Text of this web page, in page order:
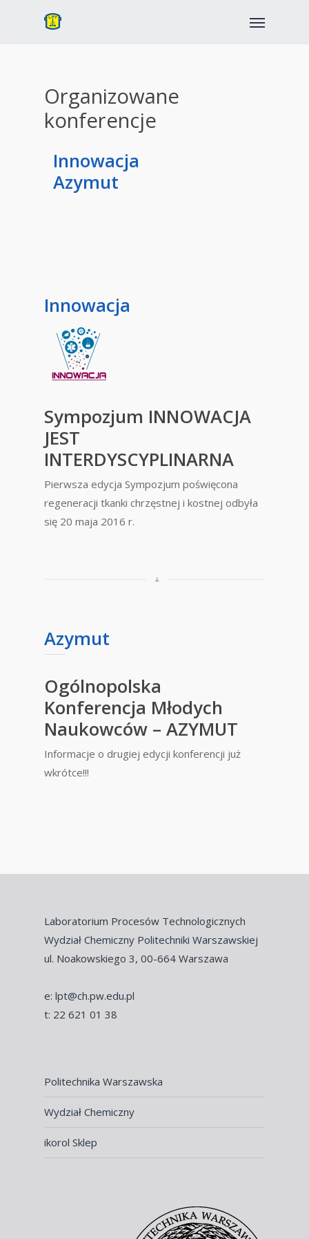
Organizowane
konferencje
Innowacja
Azymut
Innowacja
Sympozjum INNOWACJA
JEST
INTERDYSCYPLINARNA
Pierwsza edycja Sympozjum poświęcona
regeneracji tkanki chrzęstnej i kostnej odbyła
się 20 maja 2016 r.
Azymut
Ogólnopolska
Konferencja Młodych
Naukowców – AZYMUT
Informacje o drugiej edycji konferencji już
wkrótce!!!
Laboratorium Procesów Technologicznych
Wydział Chemiczny Politechniki Warszawskiej
ul. Noakowskiego 3, 00-664 Warszawa
e: lpt@ch.pw.edu.pl
t: 22 621 01 38
Politechnika Warszawska
Wydział Chemiczny
ikorol Sklep